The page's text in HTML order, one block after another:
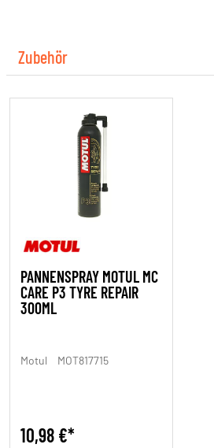
Zubehör
PANNENSPRAY MOTUL MC
CARE P3 TYRE REPAIR
300ML
Motul MOT817715
10,98 €*